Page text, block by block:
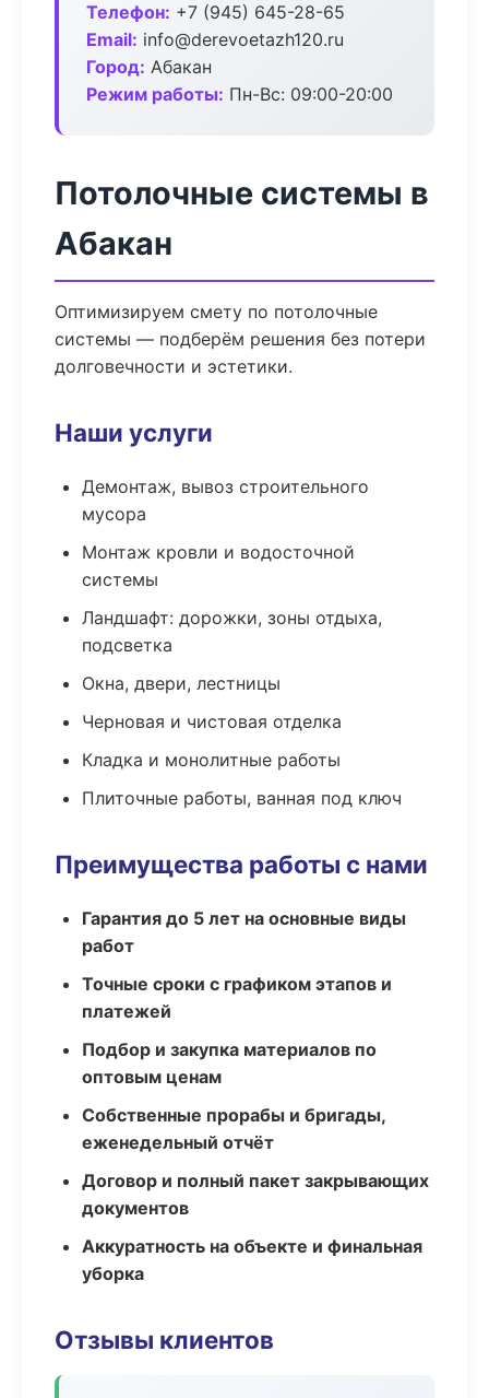
Телефон: +7 (945) 645-28-65
Email: info@derevoetazh120.ru
Город: Абакан
Режим работы: Пн-Вс: 09:00-20:00
Потолочные системы в
Абакан
Оптимизируем смету по потолочные
системы — подберём решения без потери
долговечности и эстетики.
Наши услуги
Демонтаж, вывоз строительного
мусора
Монтаж кровли и водосточной
системы
Ландшафт: дорожки, зоны отдыха,
подсветка
Окна, двери, лестницы
Черновая и чистовая отделка
Кладка и монолитные работы
Плиточные работы, ванная под ключ
Преимущества работы с нами
Гарантия до 5 лет на основные виды
работ
Точные сроки с графиком этапов и
платежей
Подбор и закупка материалов по
оптовым ценам
Собственные прорабы и бригады,
еженедельный отчёт
Договор и полный пакет закрывающих
документов
Аккуратность на объекте и финальная
уборка
Отзывы клиентов